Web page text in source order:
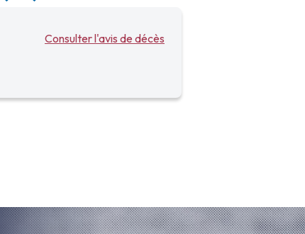
Consulter l'avis de décès